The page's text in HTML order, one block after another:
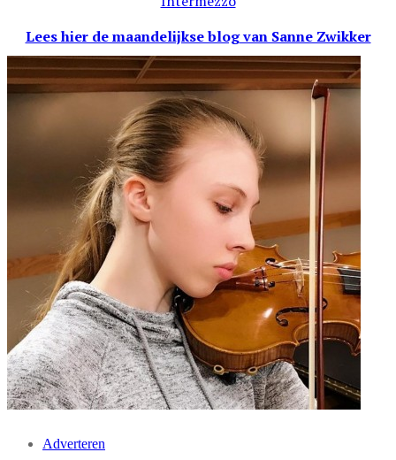
Lees hier de maandelijkse blogvan Sanne Zwikker
Adverteren